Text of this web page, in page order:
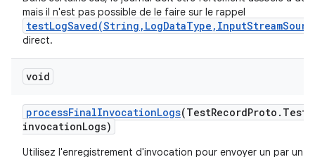
mais il n'est pas possible de le faire sur le rappel
direct.
void
processFinalInvocationLogs(TestRecordProto . Test
invocationLogs)
Utilisez l'enregistrement d'invocation pour envoyer un par un